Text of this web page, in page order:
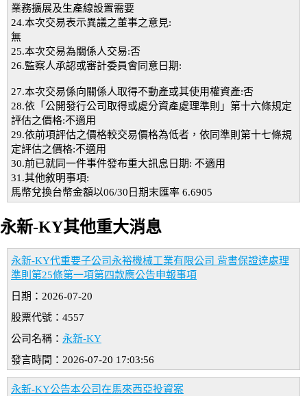
業務擴展及生產線設置需要
24.本次交易表示異議之董事之意見:
無
25.本次交易為關係人交易:否
26.監察人承認或審計委員會同意日期:
27.本次交易係向關係人取得不動產或其使用權資產:否
28.依「公開發行公司取得或處分資產處理準則」第十六條規定
評估之價格:不適用
29.依前項評估之價格較交易價格為低者，依同準則第十七條規
定評估之價格:不適用
30.前已就同一件事件發布重大訊息日期: 不適用
31.其他敘明事項:
馬幣兌換台幣金額以06/30日期末匯率 6.6905
永新-KY其他重大消息
永新-KY代重要子公司永裕機械工業有限公司 背書保證達處理
準則第25條第一項第四款應公告申報事項
日期：2026-07-20
股票代號：4557
公司名稱： 永新-KY
發言時間：2026-07-20 17:03:56
永新-KY公告本公司在馬來西亞投資案